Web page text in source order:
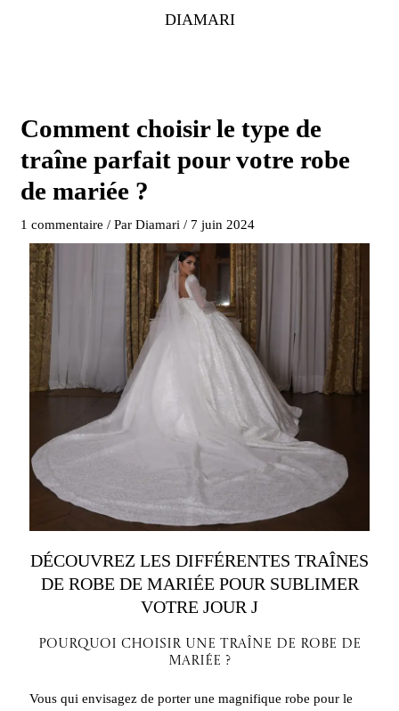
DIAMARI
Comment choisir le type de
traîne parfait pour votre robe
de mariée ?
1 commentaire / ParDiamari/ 7 juin 2024
DÉCOUVREZ LES DIFFÉRENTES TRAÎNES
DE ROBE DE MARIÉE POUR SUBLIMER
VOTRE JOUR J
Pourquoi Choisir Une Traîne de Robe de
Mariée ?
Vous qui envisagez de porter une magnifique robe pour le